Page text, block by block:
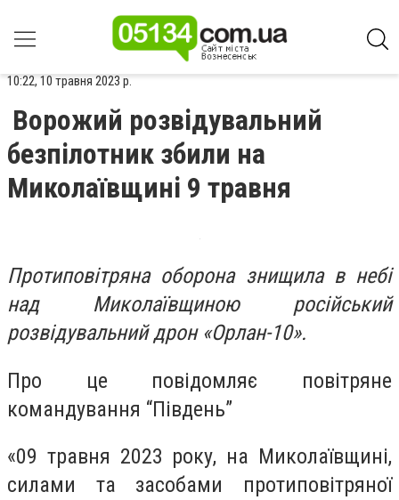
10:22, 10 травня 2023 р.
Ворожий розвідувальний
безпілотник збили на
Миколаївщині 9 травня
Протиповітряна оборона знищила в небі
над Миколаївщиною російський
розвідувальний дрон «Орлан-10».
Про це повідомляє повітряне
командування “Південь”
«09 травня 2023 року, на Миколаївщині,
силами та засобами протиповітряної